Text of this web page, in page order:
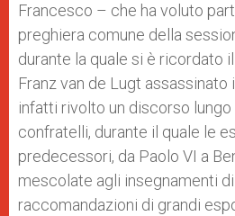
Francesco – che ha voluto
preghiera comune della
durante la quale si è ricordato
Franz van de Lugt assassinato
infatti rivolto un discorso
confratelli, durante il quale le
predecessori, da Paolo VI a
mescolate agli insegnamenti di
raccomandazioni di grandi